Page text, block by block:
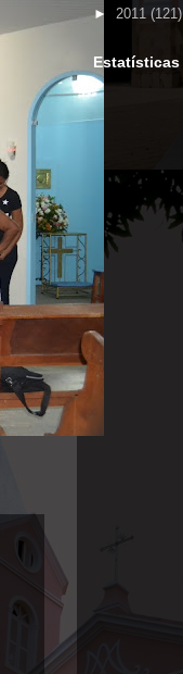
► 2011 (121)
Estatísticas